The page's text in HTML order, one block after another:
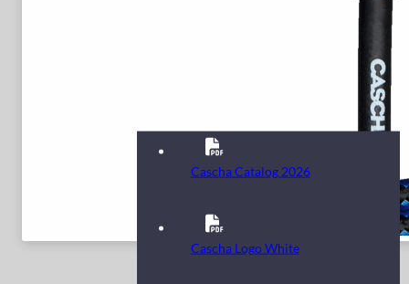
Cascha Catalog 2026
Cascha Logo White